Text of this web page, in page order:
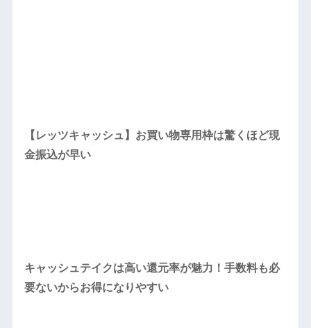
【レッツキャッシュ】お買い物専用枠は驚くほど現
金振込が早い
キャッシュテイクは高い還元率が魅力！手数料も必
要ないからお得になりやすい